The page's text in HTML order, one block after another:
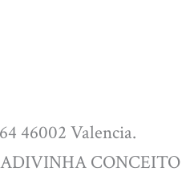
46002 Valencia.
CONCEITO